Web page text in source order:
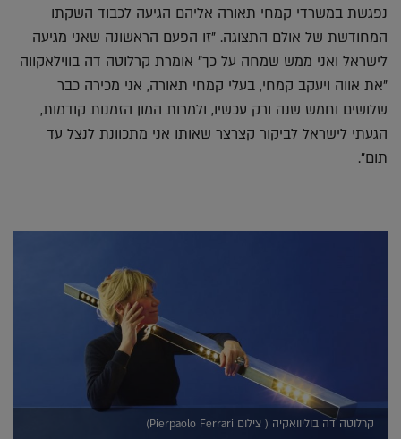
נפגשת במשרדי קמחי תאורה אליהם הגיעה לכבוד השקתו
המחודשת של אולם התצוגה. "זו הפעם הראשונה שאני מגיעה
לישראל ואני ממש שמחה על כך" אומרת קרלוטה דה בווילאקווה
"את אווה ויעקב קמחי, בעלי קמחי תאורה, אני מכירה כבר
שלושים וחמש שנה ורק עכשיו, ולמרות המון הזמנות קודמות,
הגעתי לישראל לביקור קצרצר שאותו אני מתכוונת לנצל עד
תום".
קרלוטה דה בוליוואקיה ( צילום Pierpaolo Ferrari)